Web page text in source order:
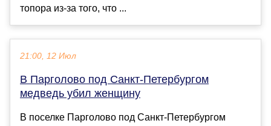
топора из-за того, что ...
21:00, 12 Июл
В Парголово под Санкт-Петербургом
медведь убил женщину
В поселке Парголово под Санкт-Петербургом